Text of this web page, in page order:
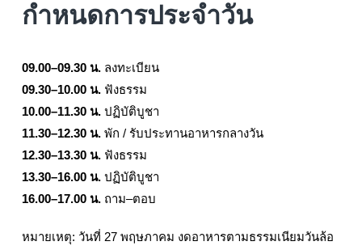
กำหนดการประจำวัน
09.00–09.30 น. ลงทะเบียน
09.30–10.00 น. ฟังธรรม
10.00–11.30 น. ปฏิบัติบูชา
11.30–12.30 น. พัก / รับประทานอาหารกลางวัน
12.30–13.30 น. ฟังธรรม
13.30–16.00 น. ปฏิบัติบูชา
16.00–17.00 น. ถาม–ตอบ
หมายเหตุ: วันที่ 27 พฤษภาคม งดอาหารตามธรรมเนียมวันล้อ